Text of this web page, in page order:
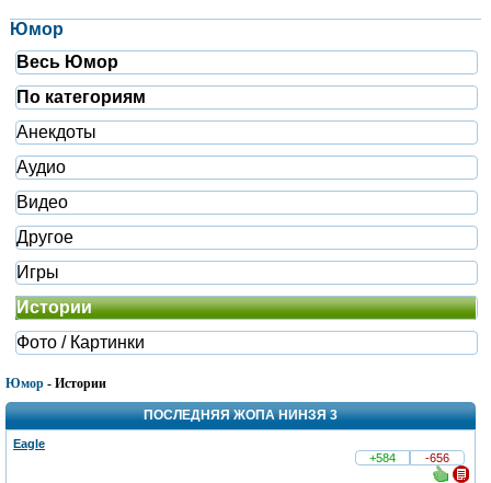
Юмор
Весь Юмор
По категориям
Анекдоты
Аудио
Видео
Другое
Игры
Истории
Фото / Картинки
Юмор - Истории
ПОСЛЕДНЯЯ ЖОПА НИНЗЯ 3
Eagle
+584
-656